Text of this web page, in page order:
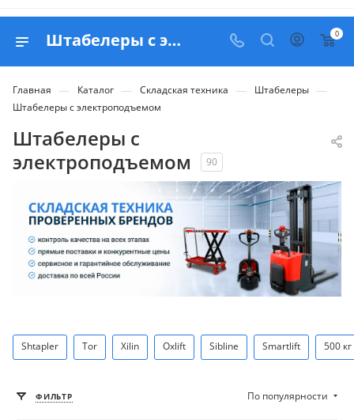
Штабелеры с электроподъемом - купить в Москве с доставкой по РФ 0
Главная — Каталог — Складская техника — Штабелеры —
Штабелеры с электроподъемом
Штабелеры с
электроподъемом
90
Shtapler Tor Xilin Oxlift Sibline Smartlift 500 кг
ФИЛЬТР По популярности